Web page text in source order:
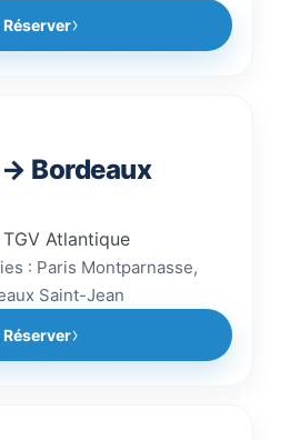
Réserver
Bordeaux
TGV Atlantique
: Paris Montparnasse,
Saint-Jean
Réserver